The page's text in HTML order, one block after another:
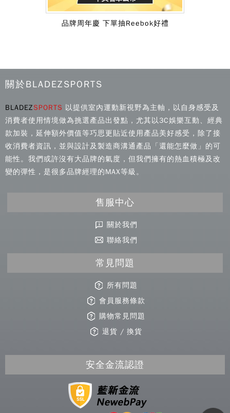
品牌周年慶 下單抽Reebok好禮
關於BLADEZSPORTS
BLADEZSPORTS 以提供室內運動新視野為主軸，以自身感受及
消費者使用情境做為挑選產品出發點，尤其以3C娛樂互動、經典
款加裝，延伸額外價值等巧思更貼近使用產品美好感受，除了接
收消費者資訊，並與設計及製造商溝通產品「還能怎麼做」的可
能性。我們或許沒有大品牌的氣度，但我們擁有的熱血積極及改
變的彈性，是很多品牌經理的MAX等級。
售服中心
關於我們
聯絡我們
常見問題
所有問題
會員服務條款
購物常見問題
退貨 / 換貨
安全金流認證